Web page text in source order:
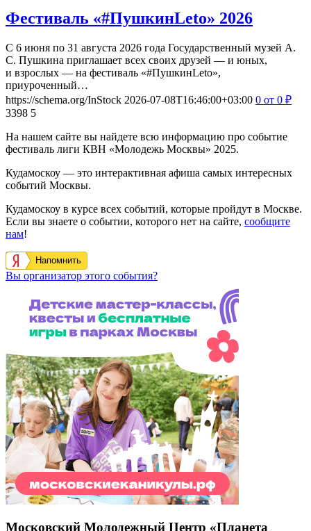
Фестиваль «#ПушкинLeto» 2026
С 6 июня по 31 августа 2026 года Государственный музей А.
С. Пушкина приглашает всех своих друзей — и юных,
и взрослых — на фестиваль «#ПушкинLeto»,
приуроченный…
https://schema.org/InStock 2026-07-08T16:46:00+03:00 0 от 0 ₽
3398 5
На нашем сайте вы найдете всю информацию про событие
фестиваль лиги КВН «Молодежь Москвы» 2025.
Кудамоскоу — это интерактивная афиша самых интересных
событий Москвы.
Кудамоскоу в курсе всех событий, которые пройдут в Москве.
Если вы знаете о событии, которого нет на сайте, сообщите
нам!
Напомнить
Вы организатор этого события?
Московский Молодежный Центр «Планета